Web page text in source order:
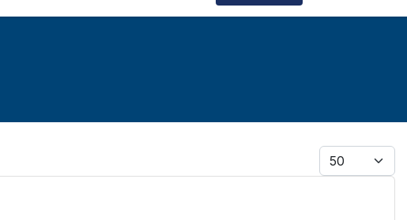
Cantidad